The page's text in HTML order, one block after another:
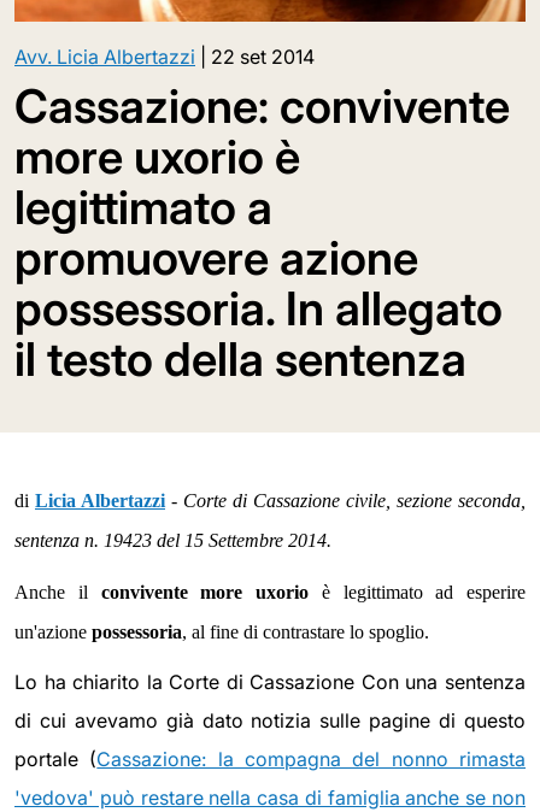
Avv. Licia Albertazzi 22 set 2014
Cassazione: convivente
more uxorio è
legittimato a
promuovere azione
possessoria. In allegato
il testo della sentenza
di Licia Albertazzi - Corte di Cassazione civile, sezione seconda,
sentenza n. 19423 del 15 Settembre 2014.
Anche il convivente more uxorio è legittimato ad esperire
un'azione possessoria, al fine di contrastare lo spoglio.
Lo ha chiarito la Corte di Cassazione Con una sentenza
di cui avevamo già dato notizia sulle pagine di questo
portale (Cassazione: la compagna del nonno rimasta
'vedova' può restare nella casa di famiglia anche se non